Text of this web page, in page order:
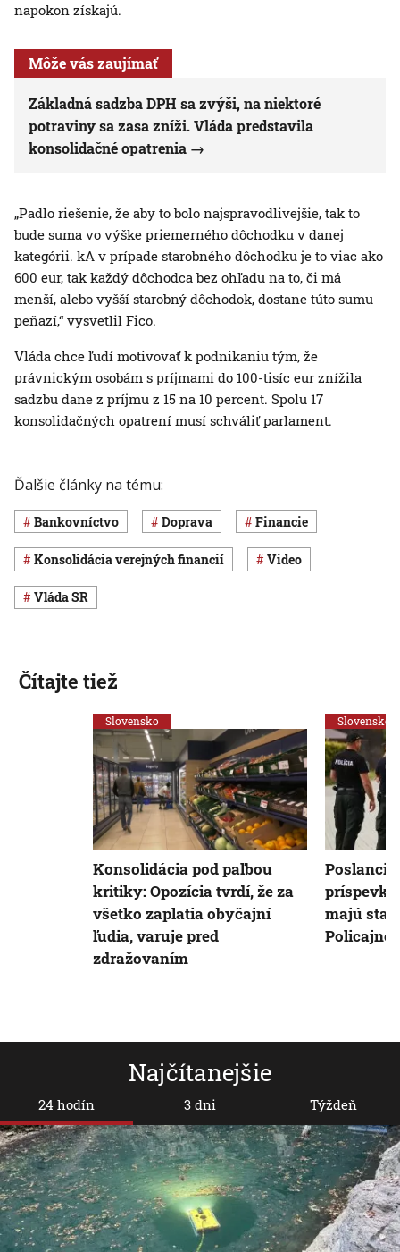
napokon získajú.
Môže vás zaujímať
Základná sadzba DPH sa zvýši, na niektoré
potraviny sa zasa zníži. Vláda predstavila
konsolidačné opatrenia
„Padlo riešenie, že aby to bolo najspravodlivejšie, tak to
bude suma vo výške priemerného dôchodku v danej
kategórii. kA v prípade starobného dôchodku je to viac ako
600 eur, tak každý dôchodca bez ohľadu na to, či má
menší, alebo vyšší starobný dôchodok, dostane túto sumu
peňazí,“ vysvetlil Fico.
Vláda chce ľudí motivovať k podnikaniu tým, že
právnickým osobám s príjmami do 100-tisíc eur znížila
sadzbu dane z príjmu z 15 na 10 percent. Spolu 17
konsolidačných opatrení musí schváliť parlament.
Ďalšie články na tému:
Bankovníctvo Doprava Financie
konsolidácia verejných financií Video
vláda SR
Najčítanejšie
24 hodín 3 dni Týždeň
Čítajte tiež
Slovensko
Konsolidácia pod paľbou
kritiky: Opozícia tvrdí, že za
všetko zaplatia obyčajní
ľudia, varuje pred
zdražovaním
Slovensko
Poslanci
majú